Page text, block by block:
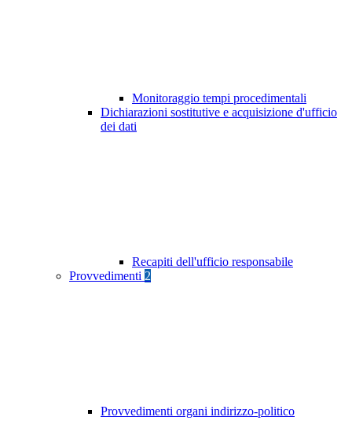
Monitoraggio tempi procedimentali
Dichiarazioni sostitutive e acquisizione d'ufficio
dei dati
Recapiti dell'ufficio responsabile
Provvedimenti 2
Provvedimenti organi indirizzo-politico